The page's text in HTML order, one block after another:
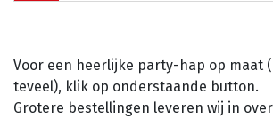
Voor een heerlijke party-hap op maat
teveel), klik op onderstaande button.
Grotere bestellingen leveren wij in